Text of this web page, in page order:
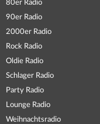
80er Radio
90er Radio
2000er Radio
Rock Radio
Oldie Radio
Schlager Radio
Party Radio
Lounge Radio
Weihnachtsradio